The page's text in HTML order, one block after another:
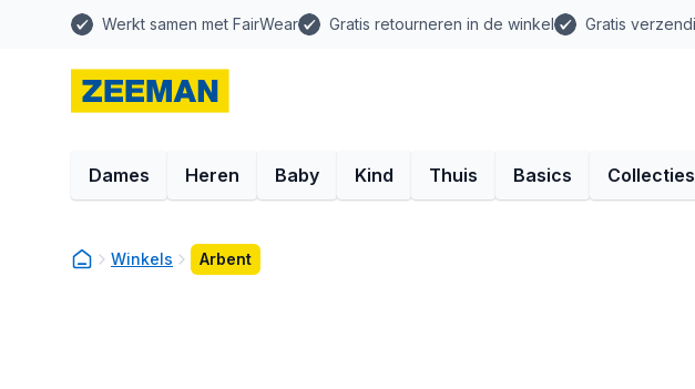
Werkt samen met FairWear Gratis retourneren in de winkel Gratis
Dames Heren Baby Kind Thuis Basics Collecties
Winkels Arbent